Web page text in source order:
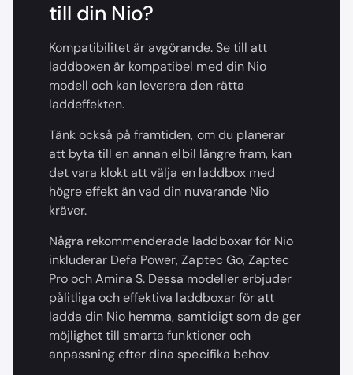
till din Nio?
Kompatibilitet är avgörande. Se till att
laddboxen är kompatibel med din Nio
modell och kan leverera den rätta
laddeffekten.
Tänk också på framtiden, om du planerar
att byta till en annan elbil längre fram, kan
det vara klokt att välja en laddbox med
högre effekt än vad din nuvarande Nio
kräver.
Några rekommenderade laddboxar för Nio
inkluderar Defa Power, Zaptec Go, Zaptec
Pro och Amina S. Dessa modeller erbjuder
pålitliga och effektiva laddboxar för att
ladda din Nio hemma, samtidigt som de ger
möjlighet till smarta funktioner och
anpassning efter dina specifika behov.